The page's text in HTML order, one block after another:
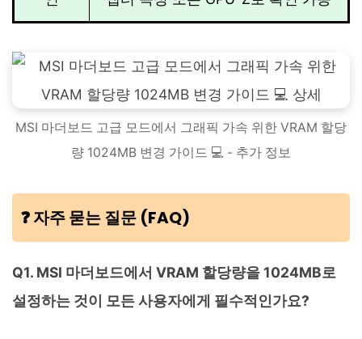
MSI 마더보드 고급 모드에서 그래픽 가속 위한 VRAM 할당
량 1024MB 변경 가이드 💻 - 추가 정보
❓ 자주 묻는 질문 (FAQ)
Q1. MSI 마더보드에서 VRAM 할당량을 1024MB로
설정하는 것이 모든 사용자에게 필수적인가요?